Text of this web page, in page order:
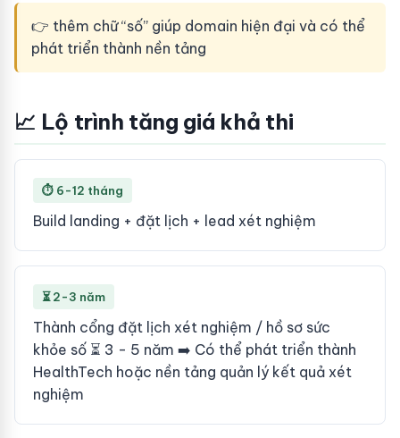
👉 thêm chữ “số” giúp domain hiện đại và có thể
phát triển thành nền tảng
📈 Lộ trình tăng giá khả thi
⏱ 6-12 tháng
Build landing + đặt lịch + lead xét nghiệm
⏳ 2-3 năm
Thành cổng đặt lịch xét nghiệm / hồ sơ sức
khỏe số ⏳ 3 - 5 năm ➡️ Có thể phát triển thành
HealthTech hoặc nền tảng quản lý kết quả xét
nghiệm